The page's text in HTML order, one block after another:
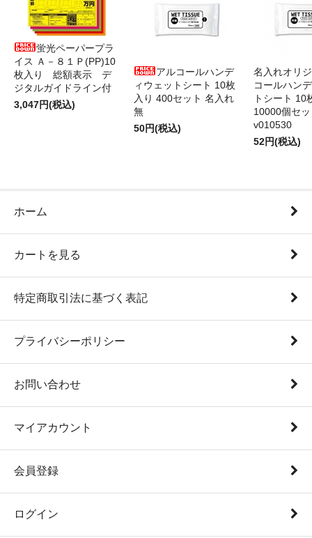
蛍光ペーパープラ
イス Ａ－８１Ｐ(PP)10
枚入り 総額表示 デ
ジタルガイドライン付
3,047円(税込)
アルコールハンデ
ィウェットシート 10枚
入り 400セット 名入れ
無
50円(税込)
名入れオリ
コールハン
トシート 10
10000個セ
v010530
52円(税込)
ホーム
カートを見る
特定商取引法に基づく表記
プライバシーポリシー
お問い合わせ
マイアカウント
会員登録
ログイン